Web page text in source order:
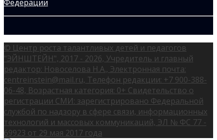
© Центр роста талантливых детей и педагогов
"ЭЙНШТЕЙН", 2017 - 2026, Учредитель и главный
редактор: Новоселова Н.А., Электронная почта:
centreinstein@mail.ru, Телефон редакции: +7 900-388-
06-48, Возрастная категория: 0+ Свидетельство о
регистрации СМИ: зарегистрировано Федеральной
службой по надзору в сфере связи, информационных
технологий и массовых коммуникаций, ЭЛ № ФС 77 -
69923 от 29 мая 2017 года